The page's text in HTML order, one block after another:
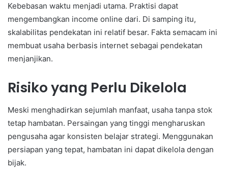
Kebebasan waktu menjadi utama. Praktisi dapat
mengembangkan income online dari. Di samping itu,
skalabilitas pendekatan ini relatif besar. Fakta semacam ini
membuat usaha berbasis internet sebagai pendekatan
menjanjikan.
Risiko yang Perlu Dikelola
Meski menghadirkan sejumlah manfaat, usaha tanpa stok
tetap hambatan. Persaingan yang tinggi mengharuskan
pengusaha agar konsisten belajar strategi. Menggunakan
persiapan yang tepat, hambatan ini dapat dikelola dengan
bijak.